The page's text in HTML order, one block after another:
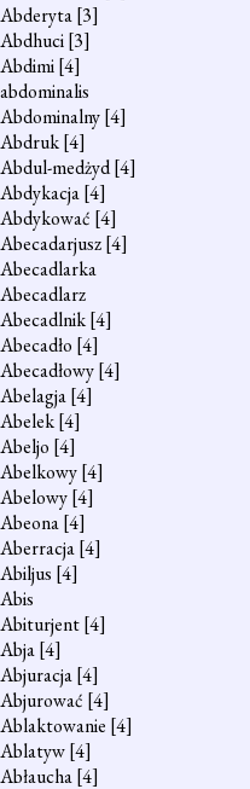
Abderyta[3]
Abdhuci[3]
Abdimi[4]
abdominalis
Abdominalny[4]
Abdruk[4]
Abdul-medżyd[4]
Abdykacja[4]
Abdykować [4]
Abecadarjusz[4]
Abecadlarka
Abecadlarz
Abecadlnik[4]
Abecadło [4]
Abecadłowy[4]
Abelagja[4]
Abelek[4]
Abeljo [4]
Abelkowy[4]
Abelowy[4]
Abeona[4]
Aberracja[4]
Abiljus [4]
Abis
Abiturjent[4]
Abja[4]
Abjuracja[4]
Abjurować [4]
Ablaktowanie [4]
Ablatyw[4]
Abłaucha[4]